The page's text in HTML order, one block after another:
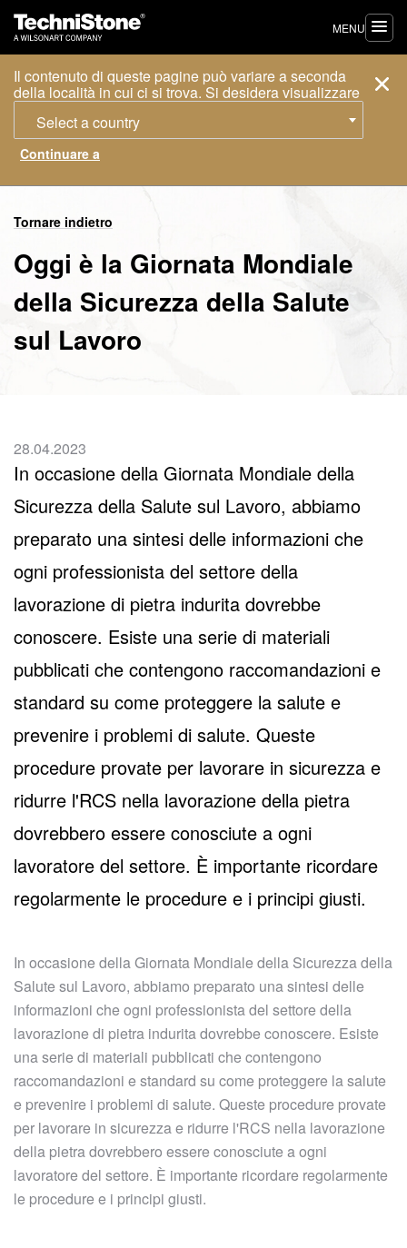
Il contenuto di queste pagine può variare a seconda
della località in cui ci si trova. Si desidera visualizzare
Select a country
MENU
Tornare indietro
Oggi è la Giornata Mondiale
della Sicurezza della Salute
sul Lavoro
28.04.2023
In occasione della Giornata Mondiale della
Sicurezza della Salute sul Lavoro, abbiamo
preparato una sintesi delle informazioni che
ogni professionista del settore della
lavorazione di pietra indurita dovrebbe
conoscere. Esiste una serie di materiali
pubblicati che contengono raccomandazioni e
standard su come proteggere la salute e
prevenire i problemi di salute. Queste
procedure provate per lavorare in sicurezza e
ridurre l'RCS nella lavorazione della pietra
dovrebbero essere conosciute a ogni
lavoratore del settore. È importante ricordare
regolarmente le procedure e i principi giusti.
In occasione della Giornata Mondiale della Sicurezza della
Salute sul Lavoro, abbiamo preparato una sintesi delle
informazioni che ogni professionista del settore della
lavorazione di pietra indurita dovrebbe conoscere. Esiste
una serie di materiali pubblicati che contengono
raccomandazioni e standard su come proteggere la salute
e prevenire i problemi di salute. Queste procedure provate
per lavorare in sicurezza e ridurre l'RCS nella lavorazione
della pietra dovrebbero essere conosciute a ogni
lavoratore del settore. È importante ricordare regolarmente
le procedure e i principi giusti.